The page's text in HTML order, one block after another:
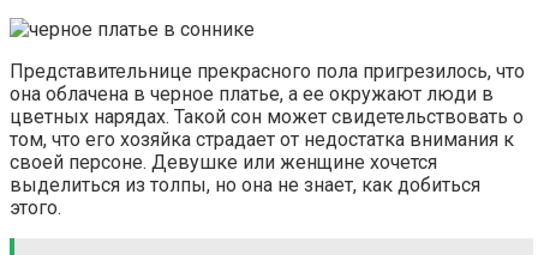
Представительнице прекрасного пола пригрезилось, что
она облачена в черное платье, а ее окружают люди в
цветных нарядах. Такой сон может свидетельствовать о
том, что его хозяйка страдает от недостатка внимания к
своей персоне. Девушке или женщине хочется
выделиться из толпы, но она не знает, как добиться
этого.